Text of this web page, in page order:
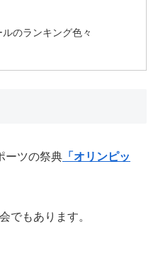
のランキング色々
ーツの祭典 「オリンピッ
でもあります。